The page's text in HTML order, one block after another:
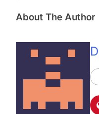
About The Author